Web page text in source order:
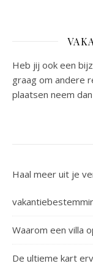
Heb jij ook een
graag om andere
plaatsen neem dan
Haal meer uit je
Waarom een villa
De ultieme kart